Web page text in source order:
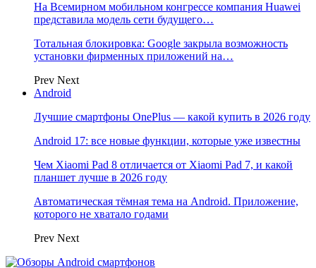
На Всемирном мобильном конгрессе компания Huawei
представила модель сети будущего…
Тотальная блокировка: Google закрыла возможность
установки фирменных приложений на…
Prev Next
Android
Лучшие смартфоны OnePlus — какой купить в 2026 году
Android 17: все новые функции, которые уже известны
Чем Xiaomi Pad 8 отличается от Xiaomi Pad 7, и какой
планшет лучше в 2026 году
Автоматическая тёмная тема на Android. Приложение,
которого не хватало годами
Prev Next